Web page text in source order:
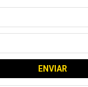
ENVIAR